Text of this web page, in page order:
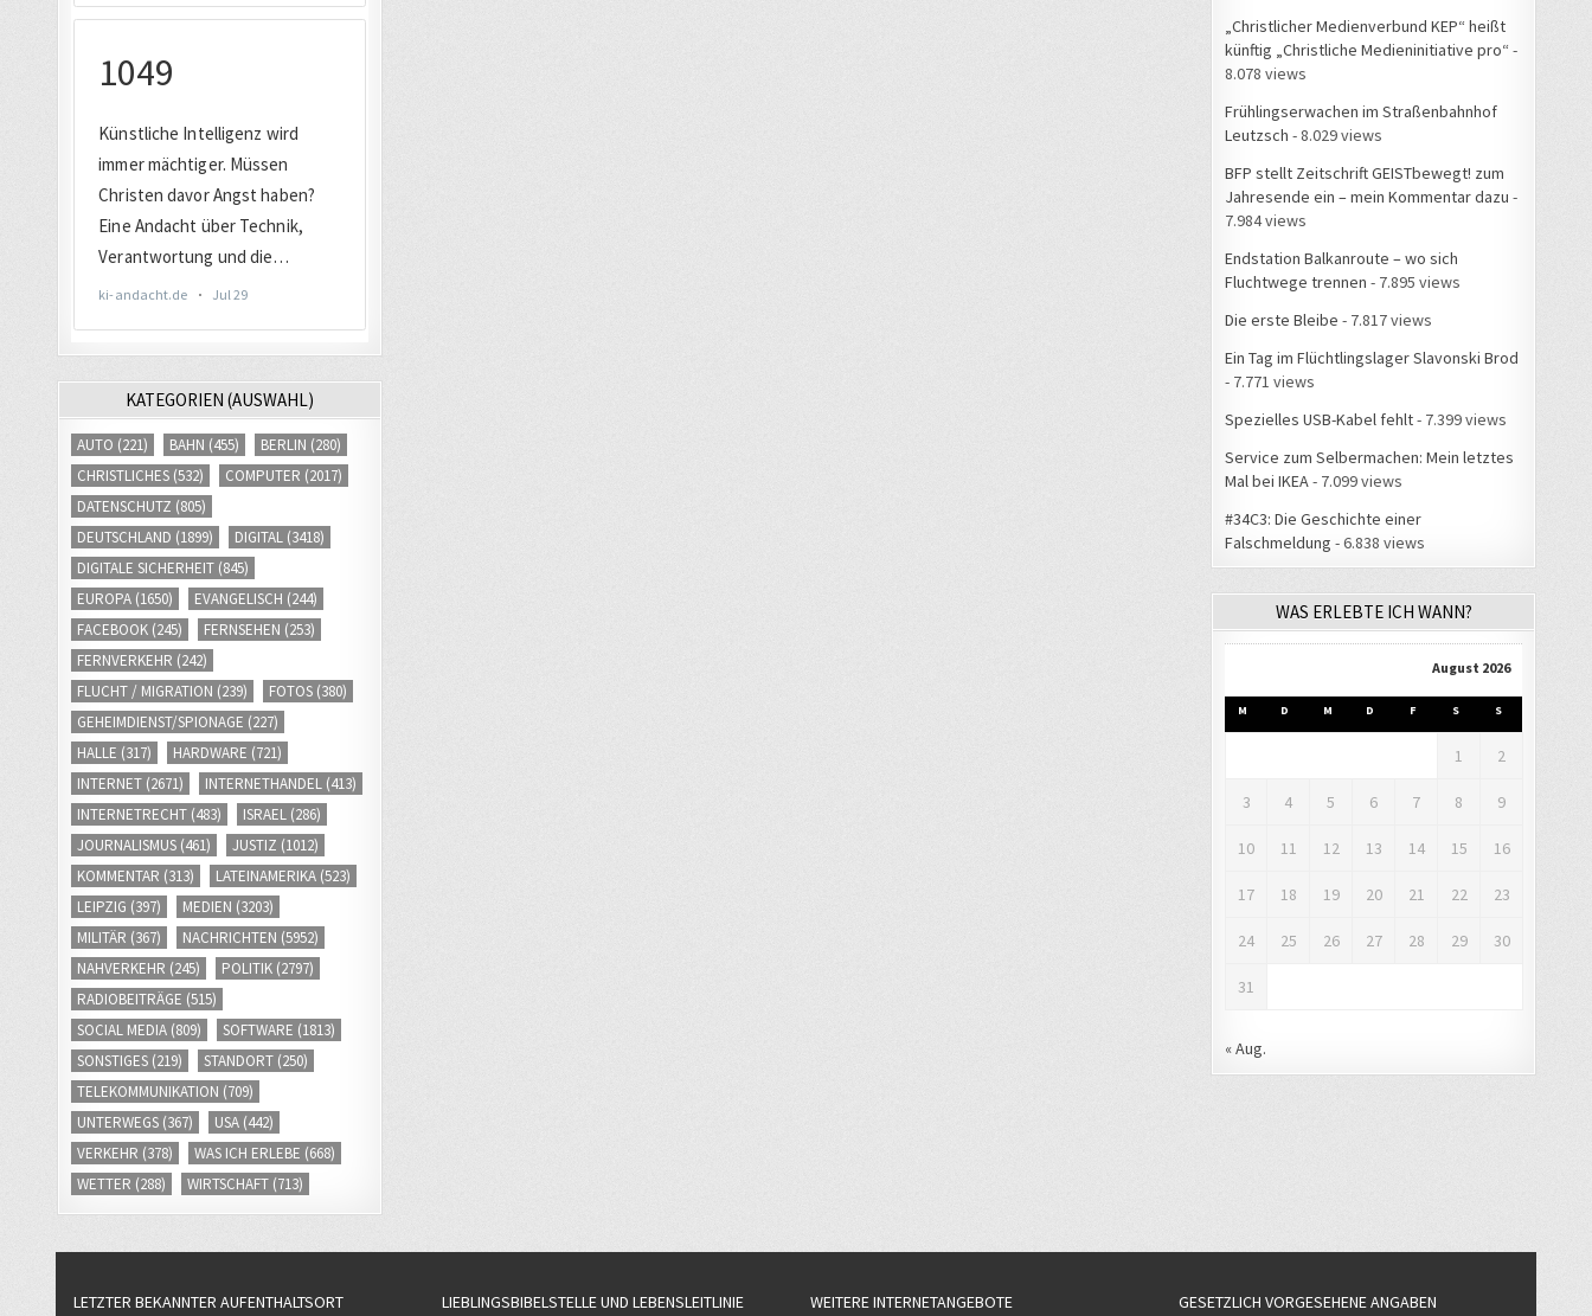
KATEGORIEN (AUSWAHL)
AUTO (221) BAHN (455) BERLIN (280)
CHRISTLICHES (532) COMPUTER (2017)
DATENSCHUTZ (805)
DEUTSCHLAND (1899) DIGITAL (3418)
DIGITALE SICHERHEIT (845)
EUROPA (1650) EVANGELISCH (244)
FACEBOOK (245) FERNSEHEN (253)
FERNVERKEHR (242)
FLUCHT / MIGRATION (239) FOTOS (380)
GEHEIMDIENST/SPIONAGE (227)
HALLE (317) HARDWARE (721)
INTERNET (2671) INTERNETHANDEL (413)
INTERNETRECHT (483) ISRAEL (286)
JOURNALISMUS (461) JUSTIZ (1012)
KOMMENTAR (313) LATEINAMERIKA (523)
LEIPZIG (397) MEDIEN (3203)
MILITÄR (367) NACHRICHTEN (5952)
NAHVERKEHR (245) POLITIK (2797)
RADIOBEITRÄGE (515)
SOCIAL MEDIA (809) SOFTWARE (1813)
SONSTIGES (219) STANDORT (250)
TELEKOMMUNIKATION (709)
UNTERWEGS (367) USA (442)
VERKEHR (378) WAS ICH ERLEBE (668)
WETTER (288) WIRTSCHAFT (713)
„Christlicher Medienverbund KEP“ heißt
künftig „Christliche Medieninitiative pro“ -
8.078 views
Frühlingserwachen im Straßenbahnhof
Leutzsch - 8.029 views
BFP stellt Zeitschrift GEISTbewegt! zum
Jahresende ein – mein Kommentar dazu -
7.984 views
Endstation Balkanroute – wo sich
Fluchtwege trennen - 7.895 views
Die erste Bleibe - 7.817 views
Ein Tag im Flüchtlingslager Slavonski Brod
- 7.771 views
Spezielles USB-Kabel fehlt- 7.399 views
Service zum Selbermachen: Mein letztes
Mal bei IKEA - 7.099 views
#34C3: Die Geschichte einer
Falschmeldung - 6.838 views
WAS ERLEBTE ICH WANN?
August 2026
M D M D F S S
1 2
3 4 5 6 7 8 9
10 11 12 13 14 15 16
17 18 19 20 21 22 23
24 25 26 27 28 29 30
31
« Aug.
LETZTER BEKANNTER AUFENTHALTSORT LIEBLINGSBIBELSTELLE UND LEBENSLEITLINIE WEITERE INTERNETANGEBOTE GESETZLICH VORGESEHENE ANGABEN